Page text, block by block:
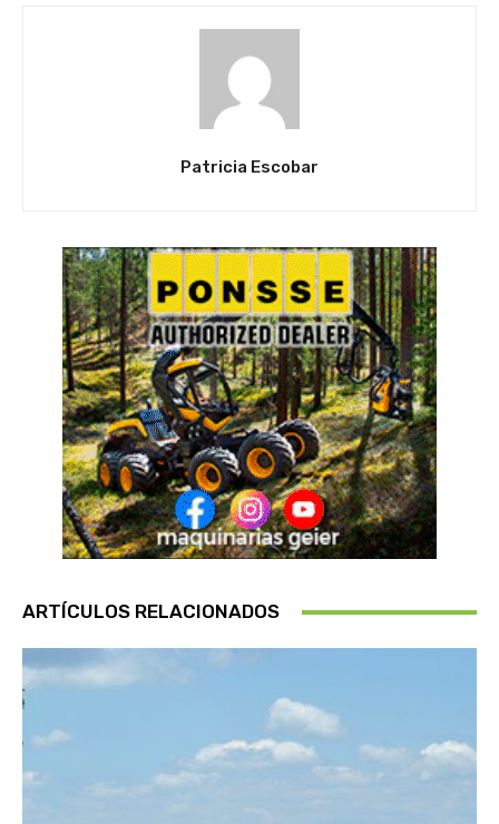
Patricia Escobar
ARTÍCULOS RELACIONADOS